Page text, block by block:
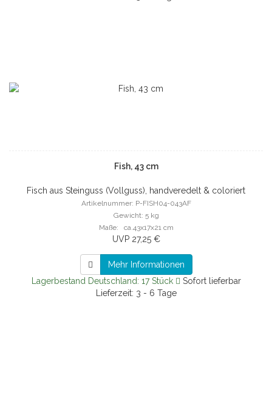
Fish, 43 cm
Fisch aus Steinguss (Vollguss), handveredelt & coloriert
Artikelnummer: P-FISH04-043AF
Gewicht: 5 kg
Maße: ca.43x17x21 cm
UVP 27,25 €
Mehr Informationen
Lagerbestand Deutschland: 17 Stück
Sofort lieferbar
Lieferzeit: 3 - 6 Tage